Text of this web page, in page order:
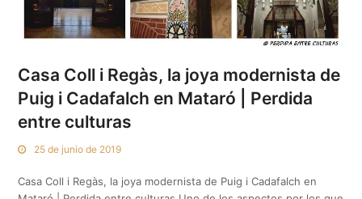
Casa Coll i Regàs, la joya modernista de
Puig i Cadafalch en Mataró | Perdida
entre culturas
25 de junio de 2019
Casa Coll i Regàs, la joya modernista de Puig i Cadafalch en